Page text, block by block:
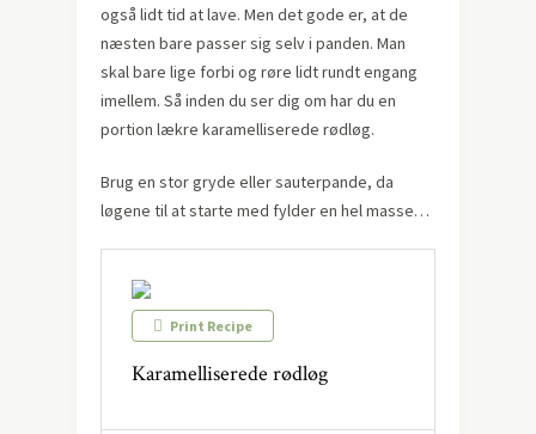
også lidt tid at lave. Men det gode er, at de
næsten bare passer sig selv i panden. Man
skal bare lige forbi og røre lidt rundt engang
imellem. Så inden du ser dig om har du en
portion lækre karamelliserede rødløg.
Brug en stor gryde eller sauterpande, da
løgene til at starte med fylder en hel masse…
Print Recipe
Karamelliserede rødløg